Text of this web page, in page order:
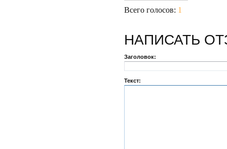
Всего голосов: 1
НАПИСАТЬ
Заголовок:
Текст: